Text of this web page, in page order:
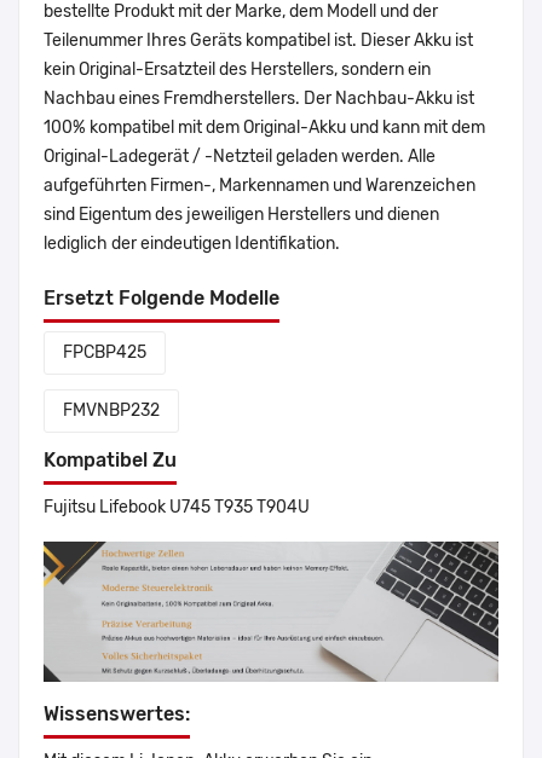
bestellte Produkt mit der Marke, dem Modell und der
Teilenummer Ihres Geräts kompatibel ist. Dieser Akku ist
kein Original-Ersatzteil des Herstellers, sondern ein
Nachbau eines Fremdherstellers. Der Nachbau-Akku ist
100% kompatibel mit dem Original-Akku und kann mit dem
Original-Ladegerät / -Netzteil geladen werden. Alle
aufgeführten Firmen-, Markennamen und Warenzeichen
sind Eigentum des jeweiligen Herstellers und dienen
lediglich der eindeutigen Identifikation.
Ersetzt Folgende Modelle
FPCBP425
FMVNBP232
Kompatibel Zu
Fujitsu Lifebook U745 T935 T904U
Wissenswertes: